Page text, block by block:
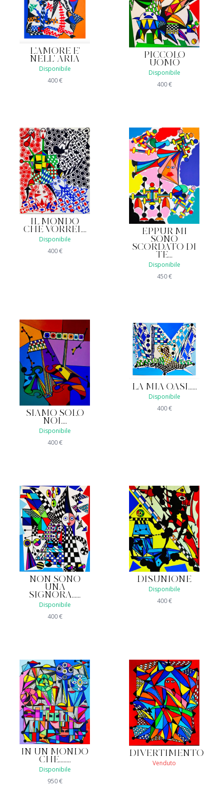
L'AMORE E'
NELL' ARIA
Disponibile
400€
PICCOLO
UOMO
Disponibile
400€
IL MONDO
CHE VORREI....
Disponibile
400€
EPPUR MI
SONO
SCORDATO DI
TE...
Disponibile
450€
SIAMO SOLO
NOI....
Disponibile
400€
LA MIA OASI......
Disponibile
400€
NON SONO
UNA
SIGNORA......
Disponibile
400€
DISUNIONE
Disponibile
400€
IN UN MONDO
CHE........
Disponibile
950€
DIVERTIMENTO
Venduto